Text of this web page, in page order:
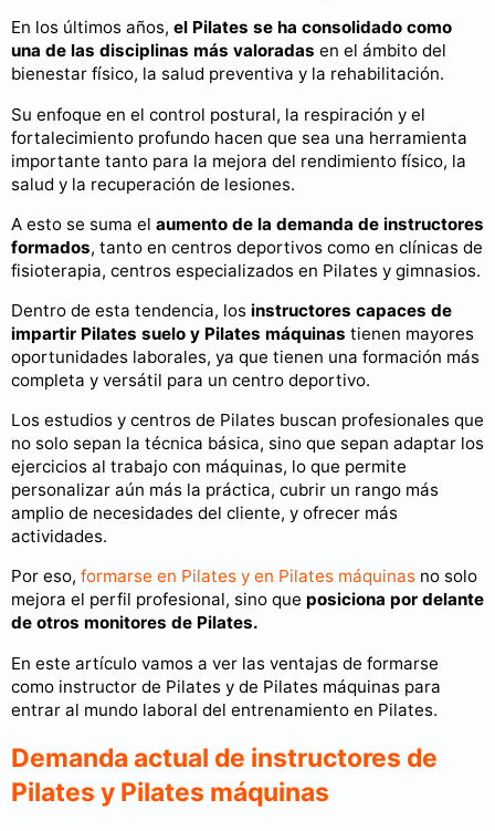
En los últimos años, el Pilates se ha consolidado como
una de las disciplinas más valoradas en el ámbito del
bienestar físico, la salud preventiva y la rehabilitación.
Su enfoque en el control postural, la respiración y el
fortalecimiento profundo hacen que sea una herramienta
importante tanto para la mejora del rendimiento físico, la
salud y la recuperación de lesiones.
A esto se suma el aumento de la demanda de instructores
formados, tanto en centros deportivos como en clínicas de
fisioterapia, centros especializados en Pilates y gimnasios.
Dentro de esta tendencia, los instructores capaces de
impartir Pilates suelo y Pilates máquinas tienen mayores
oportunidades laborales, ya que tienen una formación más
completa y versátil para un centro deportivo.
Los estudios y centros de Pilates buscan profesionales que
no solo sepan la técnica básica, sino que sepan adaptar los
ejercicios al trabajo con máquinas, lo que permite
personalizar aún más la práctica, cubrir un rango más
amplio de necesidades del cliente, y ofrecer más
actividades.
Por eso, formarse en Pilates y en Pilates máquinas no solo
mejora el perfil profesional, sino que posiciona por delante
de otros monitores de Pilates.
En este artículo vamos a ver las ventajas de formarse
como instructor de Pilates y de Pilates máquinas para
entrar al mundo laboral del entrenamiento en Pilates.
Demanda actual de instructores de
Pilates y Pilates máquinas